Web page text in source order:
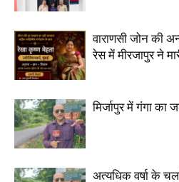
वाराणसी जोन की
रेस में मीरजापुर ने
मिर्जापुर में गंगा का
अत्यधिक वर्षा के